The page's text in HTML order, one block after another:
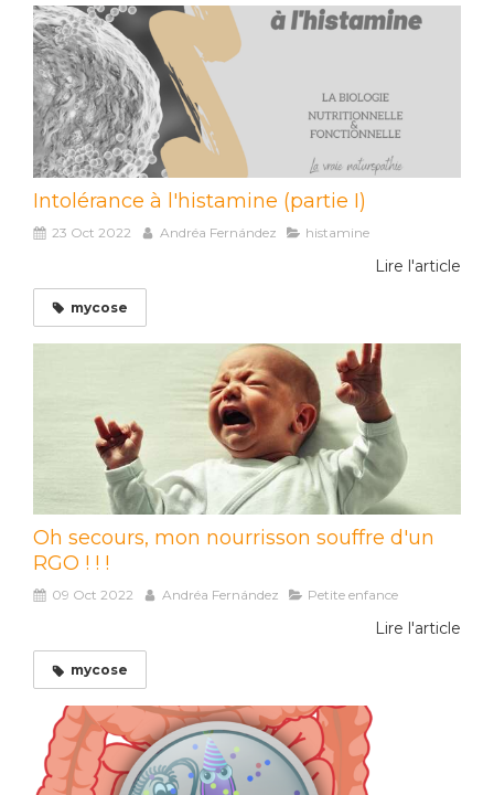
Intolérance à l'histamine (partie I)
23 Oct 2022 Andréa Fernández histamine
Lire l'article
mycose
Oh secours, mon nourrisson souffre d'un
RGO ! ! !
09 Oct 2022 Andréa Fernández Petite enfance
Lire l'article
mycose